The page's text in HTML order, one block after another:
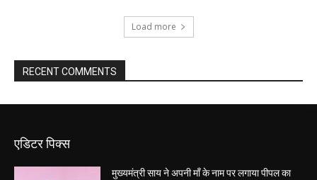
Load more
RECENT COMMENTS
एडिटर पिक्स
मुख्यमंत्री साय ने अपनी माँ के नाम पर लगाया पीपल का